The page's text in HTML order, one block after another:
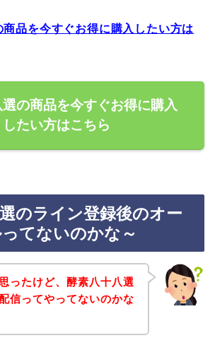
品を今すぐお得に購入したい方は
の商品を今すぐお得に購入
したい方はこちら
のライン登録後のオー
てないのかな～
ったけど、酵素八十八選
信ってやってないのかな